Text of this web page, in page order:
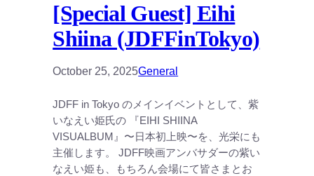
[Special Guest] Eihi
Shiina (JDFFinTokyo)
October 25, 2025General
JDFF in Tokyo のメインイベントとして、紫
いなえい姫氏の 『EIHI SHIINA
VISUALBUM』〜日本初上映〜を、光栄にも
主催します。 JDFF映画アンバサダーの紫い
なえい姫も、もちろん会場にて皆さまとお